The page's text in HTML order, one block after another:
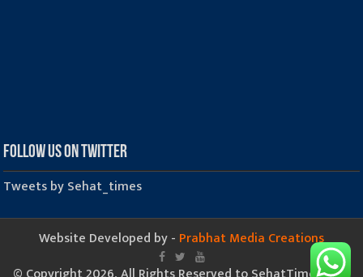
Follow us on Twitter
Tweets by Sehat_times
Website Developed by - Prabhat Media Creations